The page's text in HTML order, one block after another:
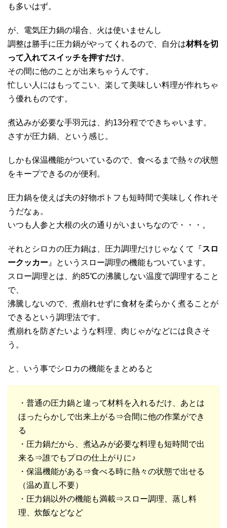
も多いはず。
が、電気圧力鍋の場合、火は使いませんし
調整は勝手に圧力鍋がやってくれるので、自分は材料を切
って入れてスイッチを押すだけ。
その間に他のことが出来ちゃうんです。
忙しい人にはもってこい、楽して美味しい料理が作れちゃ
う優れものです。
煮込みが必要な手羽元は、約13分程でできちゃいます。
さすが圧力鍋、という感じ。
しかも保温機能がついているので、食べるまで熱々の状態
をキープできるのが便利。
圧力鍋を使えば夫の好物ポトフも短時間で美味しく作れそ
うだなぁ。
いつも人参と大根の火の通りがいまいちなので・・・。
それとシロカの圧力鍋は、圧力調理だけじゃなくて『スロ
ークッカー 』というスロー調理の機能もついています。
スロー調理とは、約85℃の沸騰しない温度で調理すること
で、
沸騰しないので、煮崩れせずに食材を柔らかく煮ることが
できるという調理法です。
煮崩れを防ぎたいような料理、肉じゃがなどには良さそ
う。
と、いう事でシロカの機能をまとめると
・普通の圧力鍋と違って材料を入れるだけ、あとは
ほったらかしで出来上がる⇒合間に他の作業ができ
る
・圧力鍋だから、煮込みが必要な料理も短時間で出
来る⇒誰でもプロの仕上がりに♪
・保温機能がある⇒食べる時に熱々の状態で出せる
（温め直し不要）
・圧力鍋以外の機能も満載⇒スロー調理、蒸し料
理、炊飯などなど